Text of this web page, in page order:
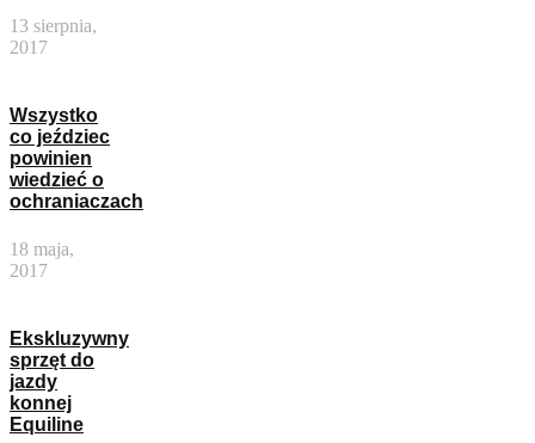
13 sierpnia,
2017
Wszystko
co jeździec
powinien
wiedzieć o
ochraniaczach
18 maja,
2017
Ekskluzywny
sprzęt do
jazdy
konnej
Equiline